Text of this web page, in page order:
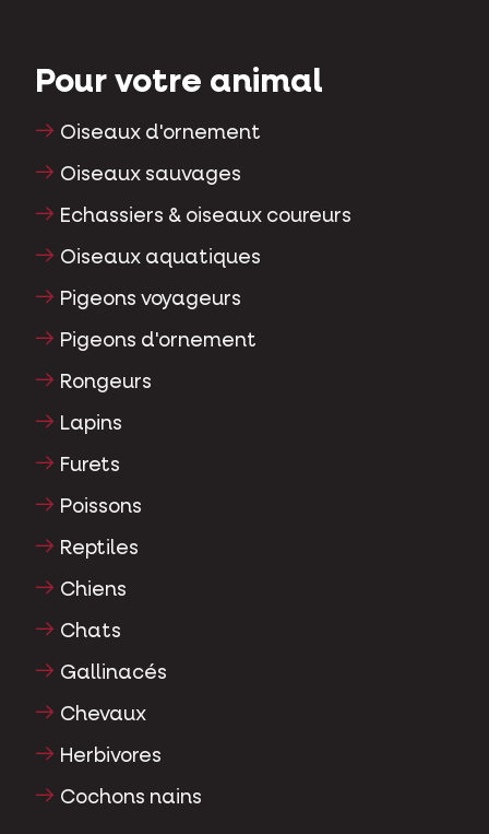
Pour votre animal
Oiseaux d'ornement
Oiseaux sauvages
Echassiers & oiseaux coureurs
Oiseaux aquatiques
Pigeons voyageurs
Pigeons d'ornement
Rongeurs
Lapins
Furets
Poissons
Reptiles
Chiens
Chats
Gallinacés
Chevaux
Herbivores
Cochons nains